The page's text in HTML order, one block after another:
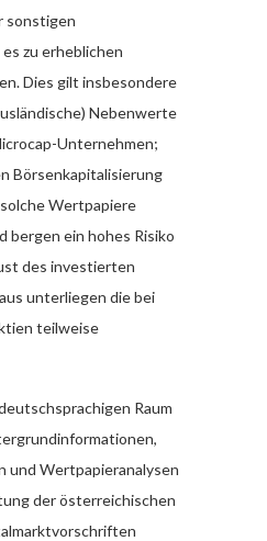
sonstigen
zu erheblichen
Dies gilt insbesondere
Nebenwerte
Unternehmen;
Börsenkapitalisierung
Wertpapiere
bergen ein hohes Risiko
des investierten
unterliegen die bei
teilweise
Raum
und Wertpapieranalysen
der österreichischen